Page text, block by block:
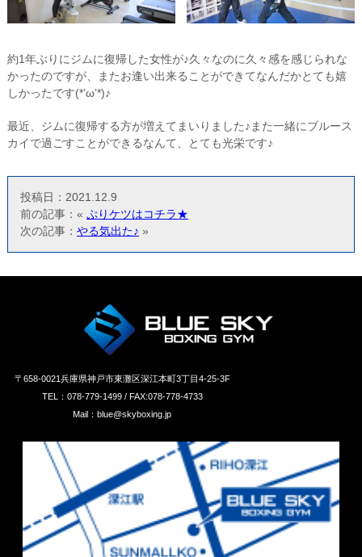
約1年ぶりにジムに復帰した女性が♪久々なのに久々感を感じられな
かったのですが、またお逢い出来ることができてなんだかとても嬉
しかったです(*’ω’*)♪
最近、ジムに復帰する方が増えてまいりました♪また一緒にブルース
カイで過ごすことができるなんて、とても光栄です♪
投稿日：2021.12.9
前の記事：« ぷりケツはコチラ★
次の記事： やる気出た♪ »
〒658‐0021兵庫県神戸市東灘区深江本町3丁目4-25-3F
TEL：078-779-1499 / FAX:078-778-4733
Mail：blue@skyboxing.jp